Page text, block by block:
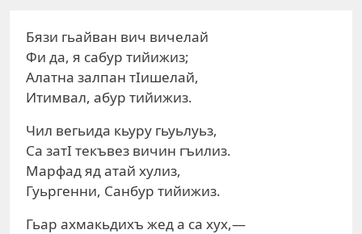
Бязи гьайван вич вичелай
Фи да, я сабур тийижиз;
Алатна залпан тIишелай,
Итимвал, абур тийижиз.
Чил вегьида кьуру гьуьлуьз,
Са затI текъвез вичин гъилиз.
Марфад яд атай хулиз,
Гуьргенни, Санбур тийижиз.
Гьар ахмакьдихъ жед а са хух,—